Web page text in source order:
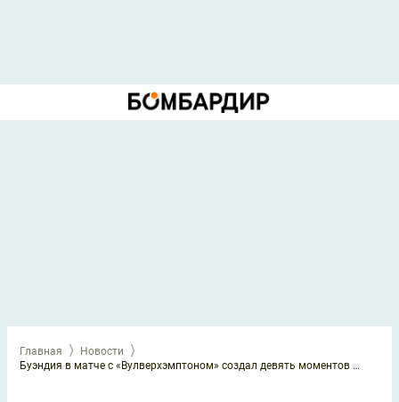
Главная
Новости
Буэндия в матче с «Вулверхэмптоном» создал девять моментов и совершил девять обводок. Это рекорд АПЛ